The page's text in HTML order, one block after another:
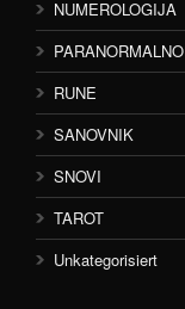
NUMEROLOGIJA
PARANORMALNO
RUNE
SANOVNIK
SNOVI
TAROT
Unkategorisiert